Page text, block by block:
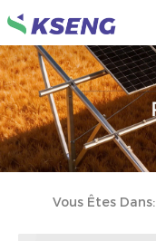
Vous Êtes Dans: